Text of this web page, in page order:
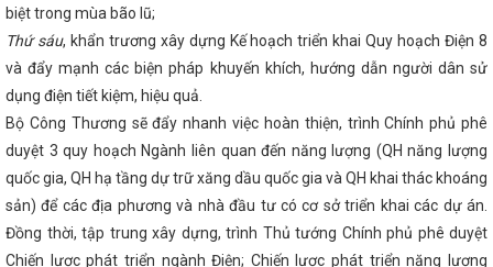
Hội nghị liên Bộ trưởng Ngoại giao – Kinh tế APEC lần
làm việc với Tập đoàn Xây dựng Thái Bình Dương của Trung
HÀ TĨNH TIẾP NHẬN GIÁM ĐỐC MỚI
Hà Tĩnh tổ chức trọng
sinh Tổng Bí thư Trần Phú
Công đoàn ngành Công
nhân tiêu biểu
CĐN Công Thương - Một nhiệm kỳ nhiều
tham gia xúc tiến thương mại kết nối giao thương tại Hội chợ
– Điện Biên năm 2024
Sở Công thương Hà Tĩnh tích cực
đầu nông thôn mới
Công bố danh sách Ban Chấp hành
Bí thư Tỉnh ủy Hà Tĩnh Nguyễn Duy Lâm trúng cử Ủy viên Ban
khóa XIV
Trước khi Đại hội họp phiên bế mạc, Ban Chấp
XIV sẽ tiến hành Hội nghị lần thứ nhất.
Kiểm tra an toàn tại
Áng (PV Oil)
Sở Công Thương tổ chức Chào cờ - triển
Hà Tĩnh tham gia Chương trình đoàn doanh nghiệp
biệt trong mùa bão lũ;
Thứ sáu, khẩn trương xây dựng Kế hoạch triển khai Quy hoạch Điện 8
và đẩy mạnh các biện pháp khuyến khích, hướng dẫn người dân sử
dụng điện tiết kiệm, hiệu quả.
Bộ Công Thương sẽ đẩy nhanh việc hoàn thiện, trình Chính phủ phê
duyệt 3 quy hoạch Ngành liên quan đến năng lượng (QH năng lượng
quốc gia, QH hạ tầng dự trữ xăng dầu quốc gia và QH khai thác khoáng
sản) để các địa phương và nhà đầu tư có cơ sở triển khai các dự án.
Đồng thời, tập trung xây dựng, trình Thủ tướng Chính phủ phê duyệt
Chiến lược phát triển ngành Điện; Chiến lược phát triển năng lượng